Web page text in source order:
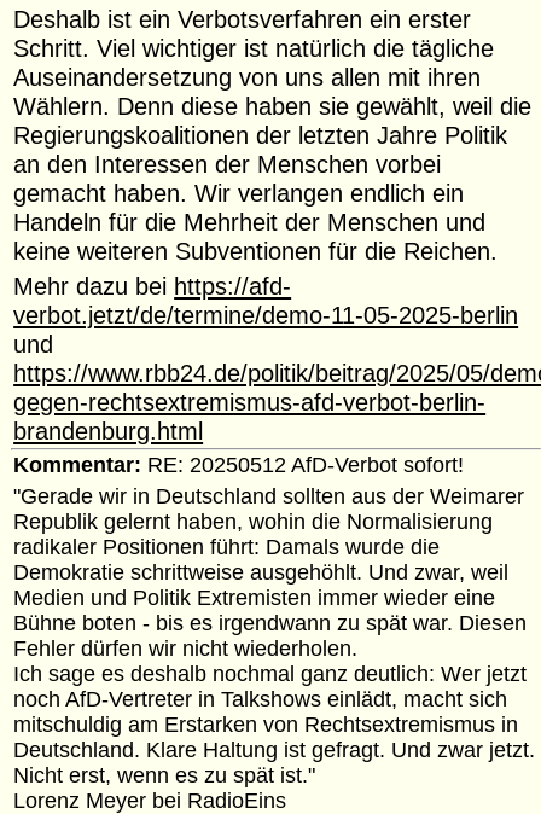
Deshalb ist ein Verbotsverfahren ein erster
Schritt. Viel wichtiger ist natürlich die tägliche
Auseinandersetzung von uns allen mit ihren
Wählern. Denn diese haben sie gewählt, weil die
Regierungskoalitionen der letzten Jahre Politik
an den Interessen der Menschen vorbei
gemacht haben. Wir verlangen endlich ein
Handeln für die Mehrheit der Menschen und
keine weiteren Subventionen für die Reichen.
Mehr dazu bei https://afd-
verbot.jetzt/de/termine/demo-11-05-2025-berlin
und
https://www.rbb24.de/politik/beitrag/2025/05/
gegen-rechtsextremismus-afd-verbot-berlin-
brandenburg.html
Kommentar: RE: 20250512 AfD-Verbot sofort!
"Gerade wir in Deutschland sollten aus der Weimarer
Republik gelernt haben, wohin die Normalisierung
radikaler Positionen führt: Damals wurde die
Demokratie schrittweise ausgehöhlt. Und zwar, weil
Medien und Politik Extremisten immer wieder eine
Bühne boten - bis es irgendwann zu spät war. Diesen
Fehler dürfen wir nicht wiederholen.
Ich sage es deshalb nochmal ganz deutlich: Wer jetzt
noch AfD-Vertreter in Talkshows einlädt, macht sich
mitschuldig am Erstarken von Rechtsextremismus in
Deutschland. Klare Haltung ist gefragt. Und zwar jetzt.
Nicht erst, wenn es zu spät ist."
Lorenz Meyer bei RadioEins